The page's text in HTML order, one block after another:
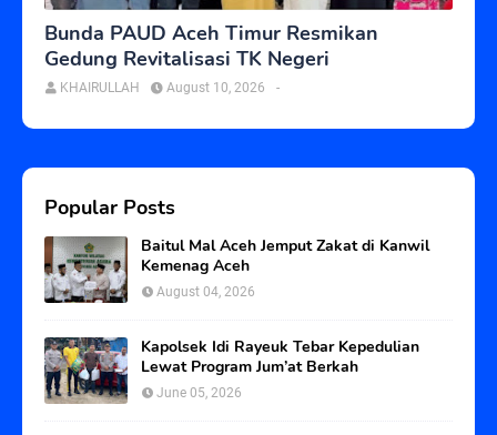
Bunda PAUD Aceh Timur Resmikan
Gedung Revitalisasi TK Negeri
KHAIRULLAH -
August 10, 2026
Popular Posts
Baitul Mal Aceh Jemput Zakat di Kanwil
Kemenag Aceh
August 04, 2026
Kapolsek Idi Rayeuk Tebar Kepedulian
Lewat Program Jum’at Berkah
June 05, 2026